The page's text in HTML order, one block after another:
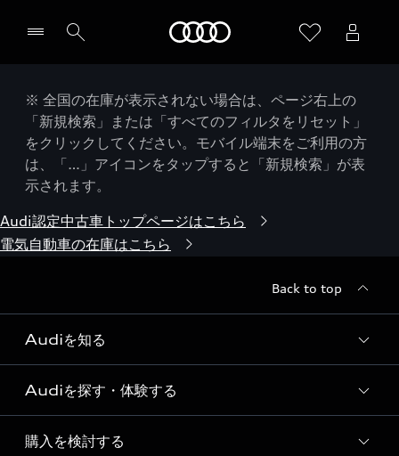
※ 全国の在庫が表示されない場合は、ページ右上の
「新規検索」または「すべてのフィルタをリセット」
をクリックしてください。モバイル端末をご利用の方
は、「…」アイコンをタップすると「新規検索」が表
示されます。
Audi認定中古車トップページはこちら
電気自動車の在庫はこちら
Back to top
Audiを知る
Audi ブランド
Story of Progress
Audiを探す・体験する
ディーラー検索
購入を検討する